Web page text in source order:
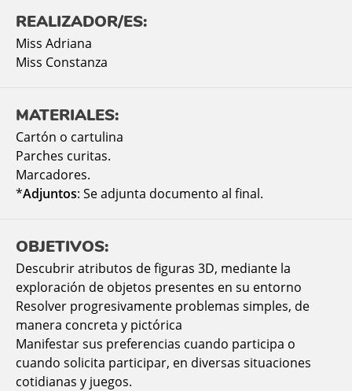
REALIZADOR/ES:
Miss Adriana
Miss Constanza
MATERIALES:
Cartón o cartulina
Parches curitas.
Marcadores.
*Adjuntos: Se adjunta documento al final.
OBJETIVOS:
Descubrir atributos de figuras 3D, mediante la
exploración de objetos presentes en su entorno
Resolver progresivamente problemas simples, de
manera concreta y pictórica
Manifestar sus preferencias cuando participa o
cuando solicita participar, en diversas situaciones
cotidianas y juegos.